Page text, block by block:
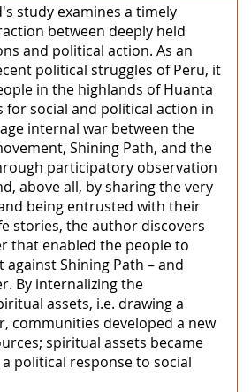
study examines a timely
between deeply held
and political action. As an
political struggles of Peru, it
in the highlands of Huanta
for social and political action in
internal war between the
Shining Path, and the
participatory observation
above all, by sharing the very
being entrusted with their
stories, the author discovers
that enabled the people to
Shining Path – and
By internalizing the
assets, i.e. drawing a
communities developed a new
spiritual assets became
political response to social